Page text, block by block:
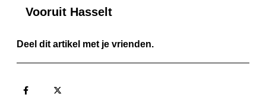
Vooruit Hasselt
Deel dit artikel met je vrienden.